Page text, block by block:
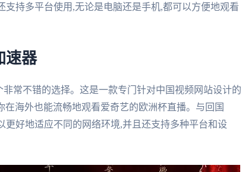
持多平台使用,无论是电脑还是手机,都可以方便地观看
速器
常不错的选择。这是一款专门针对中国视频网站设计的
海外也能流畅地观看爱奇艺的欧洲杯直播。与回国
好地适应不同的网络环境,并且还支持多种平台和设